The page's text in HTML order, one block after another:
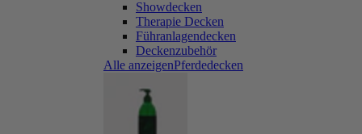
Showdecken
Therapie Decken
Führanlagendecken
Deckenzubehör
Alle anzeigenPferdedecken